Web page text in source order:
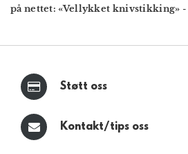
på nettet: «Vellykket knivstikking» -
Støtt oss
Kontakt/tips oss